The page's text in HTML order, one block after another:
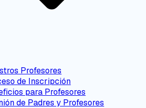
Profesores
de Inscripción
para Profesores
de Padres y Profesores